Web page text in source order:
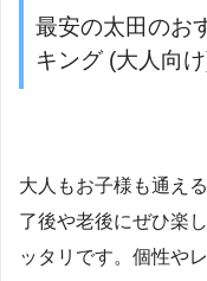
最安の太田のお
キング (大人向
大人もお子様も通え
了後や老後にぜひ楽
ッタリです。個性や